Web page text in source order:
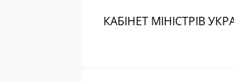
КАБІНЕТ МІНІСТРІВ